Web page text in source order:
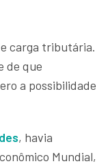
carga tributária.
de que
a possibilidade
, havia
Mundial,